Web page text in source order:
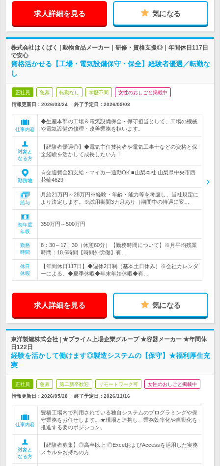
求人詳細を見る 気になる
株式会社はくばく | 穀物食品メーカー｜研修・資格支援◎｜年間休日117日
で安心
資格活かせる【工場・電気設備保守・保全】経験者優遇／転勤な
し
正社員 急募 転勤なし 学歴不問 女性のおしごと掲載中
情報更新日：2026/03/24 終了予定日： 2026/09/03
仕事内容
◆生産本部の工場＆電気設備保全・保守担当として、工場の機械
や電気設備の修理・改善業務を担います。
対象と
なる方
【経験者優遇◎】◆電気主任技術者や電気工事士などの資格と保
全経験を活かして成長したい方！
勤務地
☆交通費全額支給・マイカー通勤OK ■山梨本社 山梨県中央市西
花輪4629
給与
月給21万円～28万円※経験・年齢・能力等を考慮し、当社規定に
より決定します。※試用期間3カ月あり（期間中の待遇に変…
初年度
年収
350万円～500万円
勤務
時間
8：30～17：30（休憩60分）【勤務時間について】※月平均残業
時間：18.6時間【時間外労働】有…
休日
休暇
【年間休日117日】◆週休2日制（基本土日休み）※会社カレンダ
ーによる。◆夏季休暇◆年末年始休暇◆有…
求人詳細を見る 気になる
東洋製罐株式会社 | ★プライム上場企業グループ ★容器メーカー ★年間休
日122日
経験を活かして働けます◎製造システムの【保守】★福利厚生充
実
正社員 急募 第二新卒歓迎 リモートワーク可 女性のおしごと掲載中
情報更新日：2026/05/28 終了予定日： 2026/11/16
仕事内容
豊橋工場内で利用されている独自システムのプログラミングや保
守業務をお任せします。★現場と連携し、業務効率化や自動化を
推進する要のポジション。
対象と
なる方
【経験者募集】◎高卒以上 ◎ExcelおよびAccessを活用した実務
スキルをお持ちの方